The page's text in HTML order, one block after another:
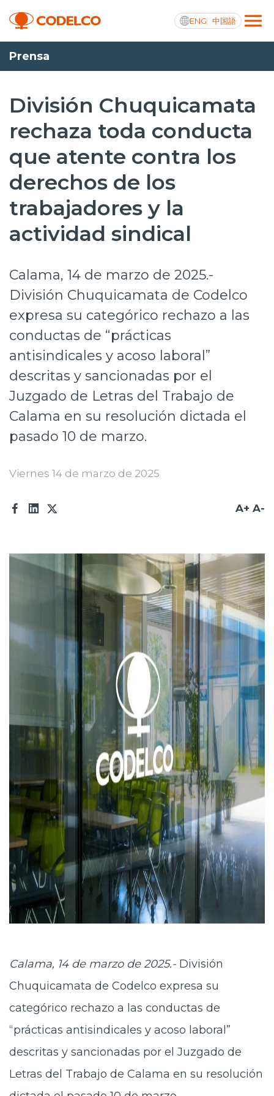
ENG 中国語
Transparencia activa
Nosotros
Operaciones
Proyectos
Sustentabilidad
Innovación
Prensa
Trabaja en Codelco
Transparencia activa
Canales de denuncia
Proveedores
Acceso trabajadores/as
Prensa
División Chuquicamata
rechaza toda conducta
que atente contra los
derechos de los
trabajadores y la
actividad sindical
Calama, 14 de marzo de 2025.-
División Chuquicamata de Codelco
expresa su categórico rechazo a las
conductas de “prácticas
antisindicales y acoso laboral”
descritas y sancionadas por el
Juzgado de Letras del Trabajo de
Calama en su resolución dictada el
pasado 10 de marzo.
Viernes 14 de marzo de 2025
A+ A-
Calama, 14 de marzo de 2025.- División
Chuquicamata de Codelco expresa su
categórico rechazo a las conductas de
“prácticas antisindicales y acoso laboral”
descritas y sancionadas por el Juzgado de
Letras del Trabajo de Calama en su resolución